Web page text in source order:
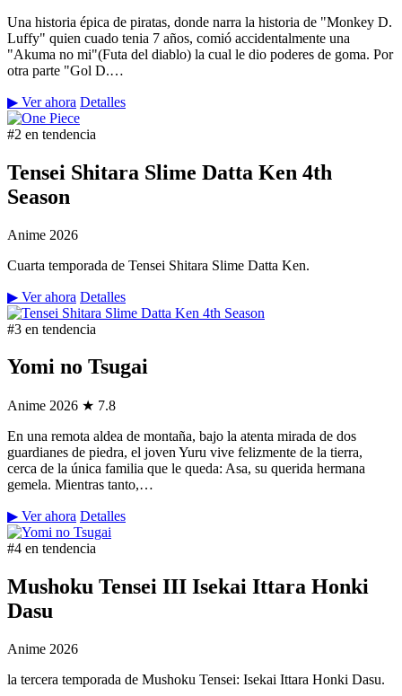
Una historia épica de piratas, donde narra la historia de "Monkey D.
Luffy" quien cuado tenia 7 años, comió accidentalmente una
"Akuma no mi"(Futa del diablo) la cual le dio poderes de goma. Por
otra parte "Gol D.…
▶ Ver ahora Detalles
#2 en tendencia
Tensei Shitara Slime Datta Ken 4th
Season
Anime 2026
Cuarta temporada de Tensei Shitara Slime Datta Ken.
▶ Ver ahora Detalles
#3 en tendencia
Yomi no Tsugai
Anime 2026 ★ 7.8
En una remota aldea de montaña, bajo la atenta mirada de dos
guardianes de piedra, el joven Yuru vive felizmente de la tierra,
cerca de la única familia que le queda: Asa, su querida hermana
gemela. Mientras tanto,…
▶ Ver ahora Detalles
#4 en tendencia
Mushoku Tensei III Isekai Ittara Honki
Dasu
Anime 2026
la tercera temporada de Mushoku Tensei: Isekai Ittara Honki Dasu.